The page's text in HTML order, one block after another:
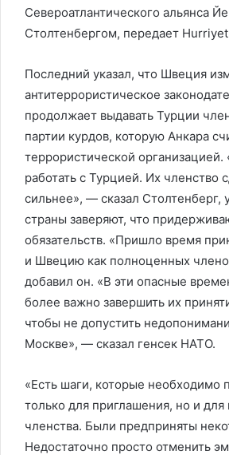
Североатлантического альянса
Столтенбергом, передает
Последний указал, что Швеция
антитеррористическое
продолжает выдавать Турции
партии курдов, которую Анкара
террористической организацией.
работать с Турцией. Их членство
сильнее», — сказал Столтенберг,
страны заверяют, что
обязательств. «Пришло время
и Швецию как полноценных
добавил он. «В эти опасные
более важно завершить их
чтобы не допустить
Москве», — сказал генсек НАТО.
«Есть шаги, которые необходимо
только для приглашения, но и для
членства. Были предприняты
Недостаточно просто отменить